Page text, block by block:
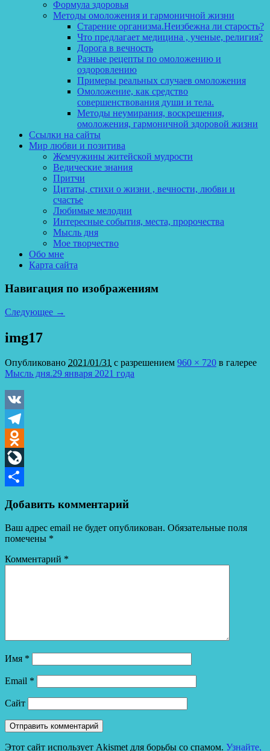
Формула здоровья
Методы омоложения и гармоничной жизни
Старение организма.Неизбежна ли старость?
Что предлагает медицина , ученые, религия?
Дорога в вечность
Разные рецепты по омоложению и
оздоровлению
Примеры реальных случаев омоложения
Омоложение, как средство
совершенствования души и тела.
Методы неумирания, воскрешения,
омоложения, гармоничной здоровой жизни
Ссылки на сайты
Мир любви и позитива
Жемчужины житейской мудрости
Ведические знания
Притчи
Цитаты, стихи о жизни , вечности, любви и
счастье
Любимые мелодии
Интересные события, места, пророчества
Мысль дня
Мое творчество
Обо мне
Карта сайта
Навигация по изображениям
Следующее →
img17
Опубликовано 2021/01/31 с разрешением 960 × 720 в галерее
Мысль дня.29 января 2021 года
VK
Telegram
Odnoklassniki
LiveJournal
Добавить комментарий
Ваш адрес email не будет опубликован. Обязательные поля
помечены *
Комментарий *
Имя *
Email *
Сайт
Этот сайт использует Akismet для борьбы со спамом. Узнайте,